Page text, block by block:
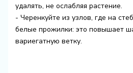
удалять, не ослабляя растение.
- Черенкуйте из узлов, где на
белые прожилки: это повышает
вариегатную ветку.